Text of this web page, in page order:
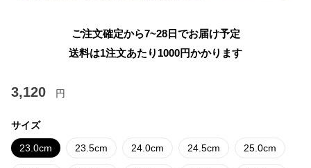
ご注文確定から7~28日でお届け予定
送料は1注文あたり 1000円かかります
3,120 円
サイズ
23.0cm 23.5cm 24.0cm 24.5cm 25.0cm